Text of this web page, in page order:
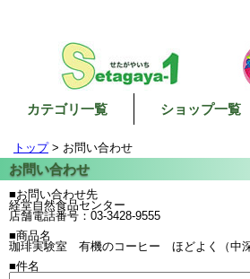
カテゴリ一覧 ショップ一覧
トップ> お問い合わせ
■お問い合わせ先
経堂自然食品センター
店舗電話番号：03-3428-9555
■商品名
珈琲実験室 有機のコーヒー ほどよく（中深
■件名